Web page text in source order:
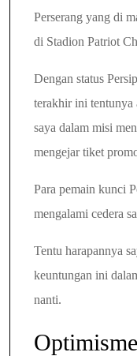
Perserang yang di
di Stadion Patriot
Dengan status
terakhir ini tentunya
saya dalam misi
mengejar tiket
Para pemain kunci
mengalami cedera
Tentu harapannya
keuntungan ini
nanti.